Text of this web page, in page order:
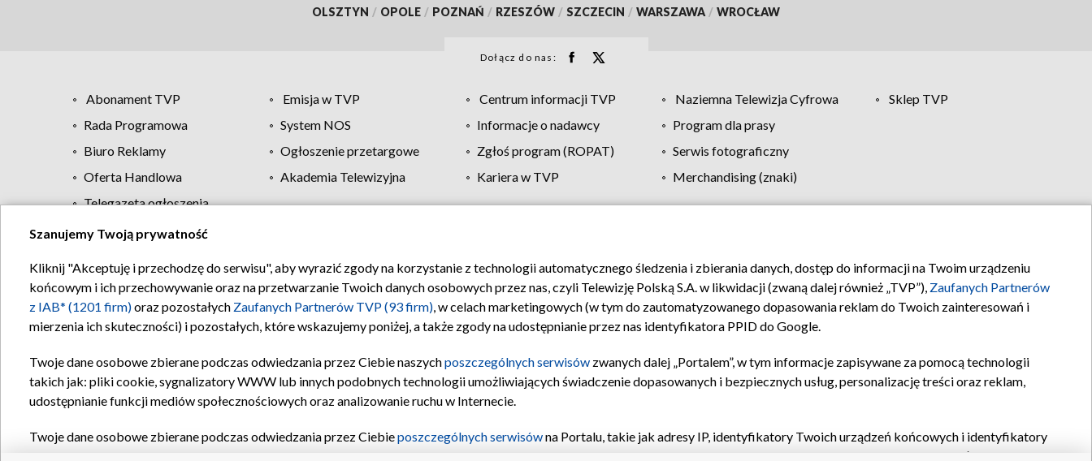
OLSZTYN / OPOLE / POZNAŃ / RZESZÓW / SZCZECIN / WARSZAWA / WROCŁAW
Dołącz do nas:
Abonament TVP Emisja w TVP Centrum informacji TVP Naziemna Telewizja Cyfrowa
Sklep TVP
Rada Programowa
System NOS Informacje o nadawcy
Program dla prasy
Biuro Reklamy
Ogłoszenie przetargowe Zgłoś program (ROPAT)
Serwis fotograficzny
Oferta Handlowa
Akademia Telewizyjna Kariera w TVP
Merchandising (znaki)
Telegazeta ogłoszenia
Regulamin TVP Polityka prywatności Moje zgody Pomoc Biuro reklamy Kontakt
Szanujemy Twoją prywatność
Kliknij "Akceptuję i przechodzę do serwisu", aby wyrazić zgody na korzystanie z technologii automatycznego śledzenia i zbierania danych, dostęp do informacji na Twoim urządzeniu
końcowym i ich przechowywanie oraz na przetwarzanie Twoich danych osobowych przez nas, czyli Telewizję Polską S.A. w likwidacji (zwaną dalej również „TVP”), Zaufanych Partnerów
z IAB* (1201 firm)oraz pozostałych Zaufanych Partnerów TVP (93 firm), w celach marketingowych (w tym do zautomatyzowanego dopasowania reklam do Twoich zainteresowań i
mierzenia ich skuteczności) i pozostałych, które wskazujemy poniżej, a także zgody na udostępnianie przez nas identyfikatora PPID do Google.
Twoje dane osobowe zbierane podczas odwiedzania przez Ciebie naszychposzczególnych serwisów zwanych dalej „Portalem”, w tym informacje zapisywane za pomocą technologii
takich jak: pliki cookie, sygnalizatory WWW lub innych podobnych technologii umożliwiających świadczenie dopasowanych i bezpiecznych usług, personalizację treści oraz reklam,
udostępnianie funkcji mediów społecznościowych oraz analizowanie ruchu w Internecie.
Twoje dane osobowe zbierane podczas odwiedzania przez Ciebieposzczególnych serwisówna Portalu, takie jak adresy IP, identyfikatory Twoich urządzeń końcowych i identyfikatory
oraz pozostałych